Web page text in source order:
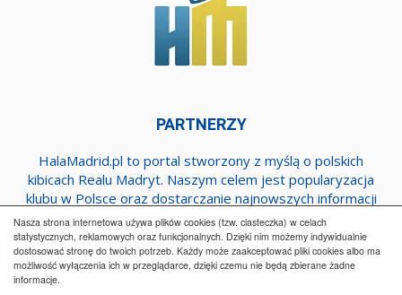
Nasza strona internetowa używa plików cookies (tzw. ciasteczka) w celach
statystycznych, reklamowych oraz funkcjonalnych. Dzięki nim możemy indywidualnie
dostosować stronę do twoich potrzeb. Każdy może zaakceptować pliki cookies albo ma
możliwość wyłączenia ich w przeglądarce, dzięki czemu nie będą zbierane żadne
informacje.
PARTNERZY
HalaMadrid.pl to portal stworzony z myślą o polskich
kibicach Realu Madryt. Naszym celem jest popularyzacja
klubu w Polsce oraz dostarczanie najnowszych informacji
dotyczących zespołu z Estadio Santiago Bernabeu.
Regulamin Współpraca Reklama
Polityka prywatności